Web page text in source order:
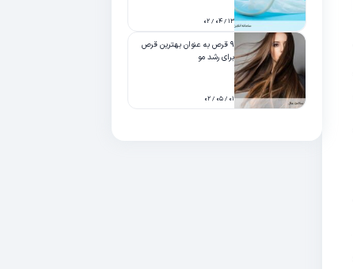
۱۳ / ۰۴ / ۰۲
۹ قرص به عنوان بهترین قرص
برای رشد مو
۰۱ / ۰۵ / ۰۲